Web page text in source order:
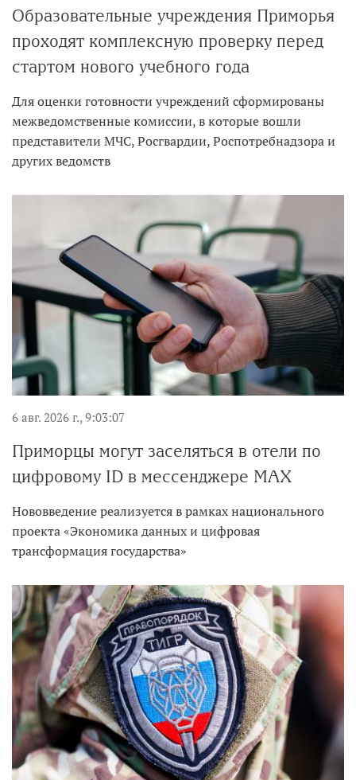
Образовательные учреждения Приморья
проходят комплексную проверку перед
стартом нового учебного года
Для оценки готовности учреждений сформированы
межведомственные комиссии, в которые вошли
представители МЧС, Росгвардии, Роспотребнадзора и
других ведомств
6 авг. 2026 г., 9:03:07
Приморцы могут заселяться в отели по
цифровому ID в мессенджере MAX
Нововведение реализуется в рамках национального
проекта «Экономика данных и цифровая
трансформация государства»